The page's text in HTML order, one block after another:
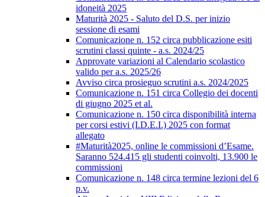
idoneità 2025
Maturità 2025 - Saluto del D.S. per inizio
sessione di esami
Comunicazione n. 152 circa pubblicazione esiti
scrutini classi quinte - a.s. 2024/25
Approvate variazioni al Calendario scolastico
valido per a.s. 2025/26
Avviso circa prosieguo scrutini a.s. 2024/2025
Comunicazione n. 151 circa Collegio dei docenti
di giugno 2025 et al.
Comunicazione n. 150 circa disponibilità interna
per corsi estivi (I.D.E.I.) 2025 con format
allegato
#Maturità2025, online le commissioni d’Esame.
Saranno 524.415 gli studenti coinvolti, 13.900 le
commissioni
Comunicazione n. 148 circa termine lezioni del 6
p.v.